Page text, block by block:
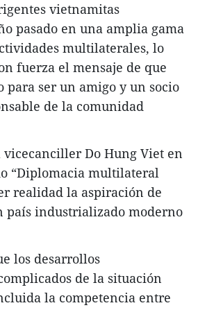
vietnamitas
pasado en una amplia gama
multilaterales, lo
fuerza el mensaje de que
para ser un amigo y un socio
de la comunidad
Do Hung Viet en
“Diplomacia multilateral
realidad la aspiración de
país industrializado moderno
los desarrollos
de la situación
la competencia entre